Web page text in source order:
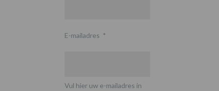
E-mailadres *
Vul hier uw e-mailadres in